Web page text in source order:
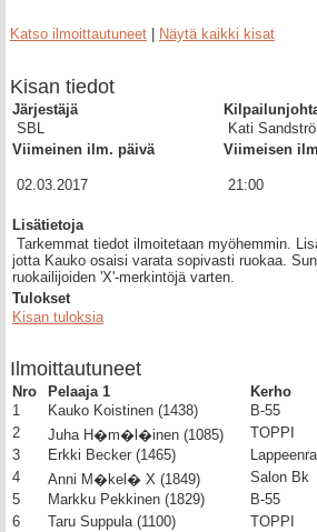
Katso ilmoittautuneet Näytä kaikki kisat
Kisan tiedot
Järjestäjä
SBL
Kati
Viimeinen ilm. päivä
Viimeisen
02.03.2017 21:00
Lisätietoja
Tarkemmat tiedot ilmoitetaan myöhemmin.
jotta Kauko osaisi varata sopivasti ruokaa.
ruokailijoiden 'X'-merkintöjä varten.
Tulokset
Kisan tuloksia
Ilmoittautuneet
Nro Pelaaja 1 Kerho
1
Kauko Koistinen (1438) B-55
2
Juha H�m�l�inen (1085) TOPPI
3
Erkki Becker (1465)
4
Anni M�kel� X (1849) Salon Bk
5
Markku Pekkinen (1829) B-55
6
Taru Suppula (1100) TOPPI